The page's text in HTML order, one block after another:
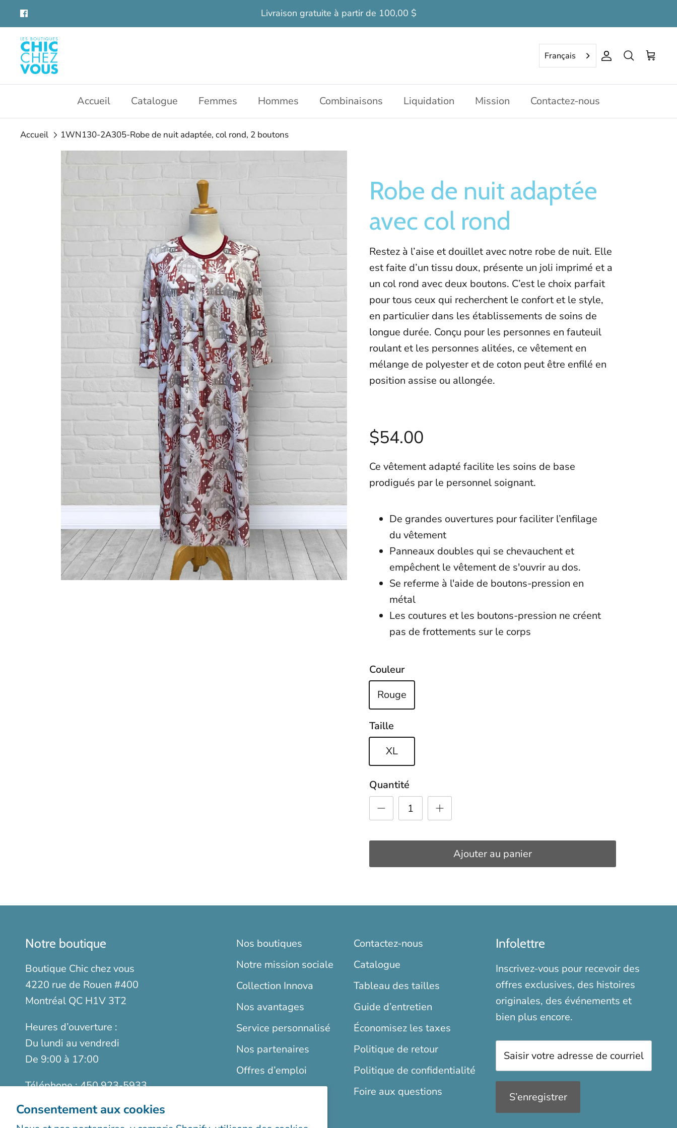
Consentement aux cookies
Aller
contenu
Livraison gratuite à partir de 100,00 $
Français Compte
Rechercher
Panier
Accueil Catalogue Femmes Hommes Combinaisons Liquidation Mission Contactez-nous
Accueil 1WN130-2A305-Robe de nuit adaptée, col rond, 2 boutons
Robe de nuit adaptée
avec col rond
Restez à l’aise et douillet avec notre robe de nuit. Elle
est faite d’un tissu doux, présente un joli imprimé et a
un col rond avec deux boutons. C’est le choix parfait
pour tous ceux qui recherchent le confort et le style,
en particulier dans les établissements de soins de
longue durée. Conçu pour les personnes en fauteuil
roulant et les personnes alitées, ce vêtement en
mélange de polyester et de coton peut être enfilé en
position assise ou allongée.
$54.00
Ce vêtement adapté facilite les soins de base
prodigués par le personnel soignant.
De grandes ouvertures pour faciliter l’enfilage
du vêtement
Panneaux doubles qui se chevauchent et
empêchent le vêtement de s'ouvrir au dos.
Se referme à l'aide de boutons-pression en
métal
Les coutures et les boutons-pression ne créent
pas de frottements sur le corps
Couleur
Rouge
Taille
XL
Quantité
Ajouter au panier
Notre boutique
Boutique Chic chez vous
4220 rue de Rouen #400
Montréal QC H1V 3T2
Heures d’ouverture :
Du lundi au vendredi
De 9:00 à 17:00
Téléphone :450 923-5933
1-888-923-9366
Télécopieur :514 899-5952
Nos boutiques
Notre mission sociale
Collection Innova
Nos avantages
Service personnalisé
Nos partenaires
Offres d’emploi
Contactez-nous
Catalogue
Tableau des tailles
Guide d’entretien
Économisez les taxes
Politique de retour
Politique de confidentialité
Foire aux questions
Infolettre
Inscrivez-vous pour recevoir des
offres exclusives, des histoires
originales, des événements et
bien plus encore.
S’enregistrer